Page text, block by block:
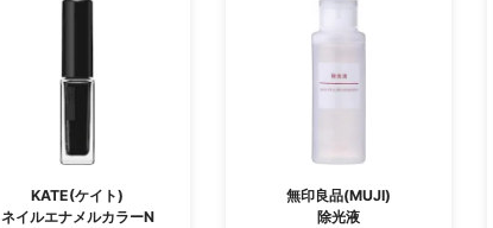
KATE(ケイト)
ネイルエナメルカラーN
無印良品(MUJI)
除光液